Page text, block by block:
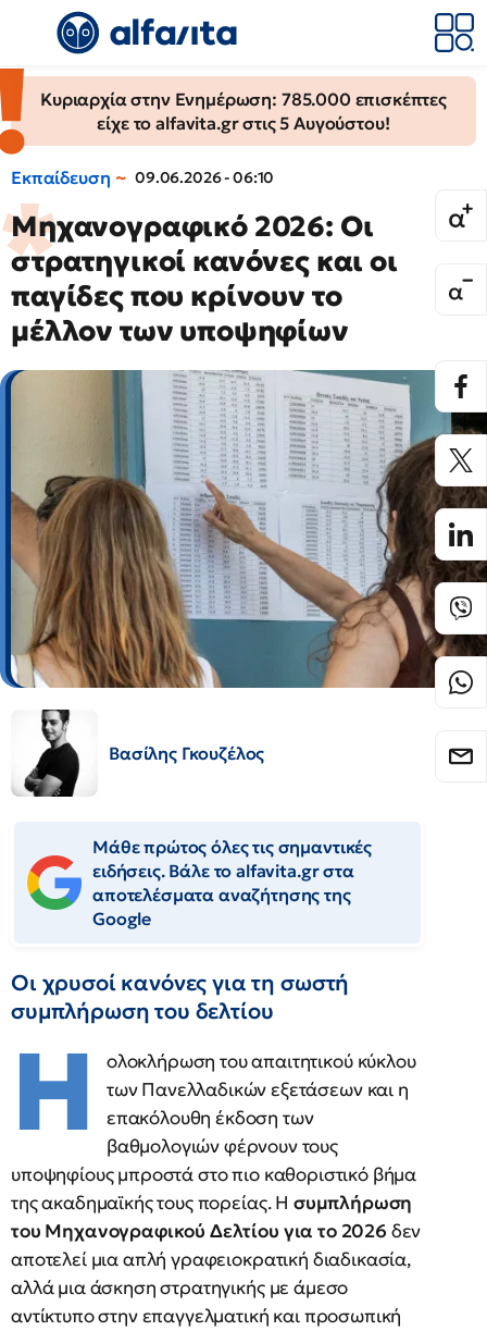
Κυριαρχία στην Ενημέρωση: 785.000 επισκέπτες
είχε το alfavita.gr στις 5 Αυγούστου!
Εκπαίδευση 09.06.2026 - 06:10
Μηχανογραφικό 2026: Οι
στρατηγικοί κανόνες και οι
παγίδες που κρίνουν το
μέλλον των υποψηφίων
Βασίλης Γκουζέλος
Μάθε πρώτος όλες τις σημαντικές
ειδήσεις. Βάλε το alfavita.gr στα
αποτελέσματα αναζήτησης της
Google
Οι χρυσοί κανόνες για τη σωστή
συμπλήρωση του δελτίου
Η
ολοκλήρωση του απαιτητικού κύκλου
των Πανελλαδικών εξετάσεων και η
επακόλουθη έκδοση των
βαθμολογιών φέρνουν τους
υποψηφίους μπροστά στο πιο καθοριστικό βήμα
της ακαδημαϊκής τους πορείας. Η συμπλήρωση
του Μηχανογραφικού Δελτίου για το 2026 δεν
αποτελεί μια απλή γραφειοκρατική διαδικασία,
αλλά μια άσκηση στρατηγικής με άμεσο
αντίκτυπο στην επαγγελματική και προσωπική